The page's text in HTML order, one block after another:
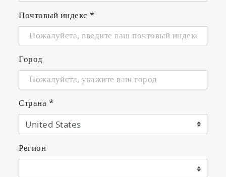
Почтовый индекс*
Город
Страна *
Регион